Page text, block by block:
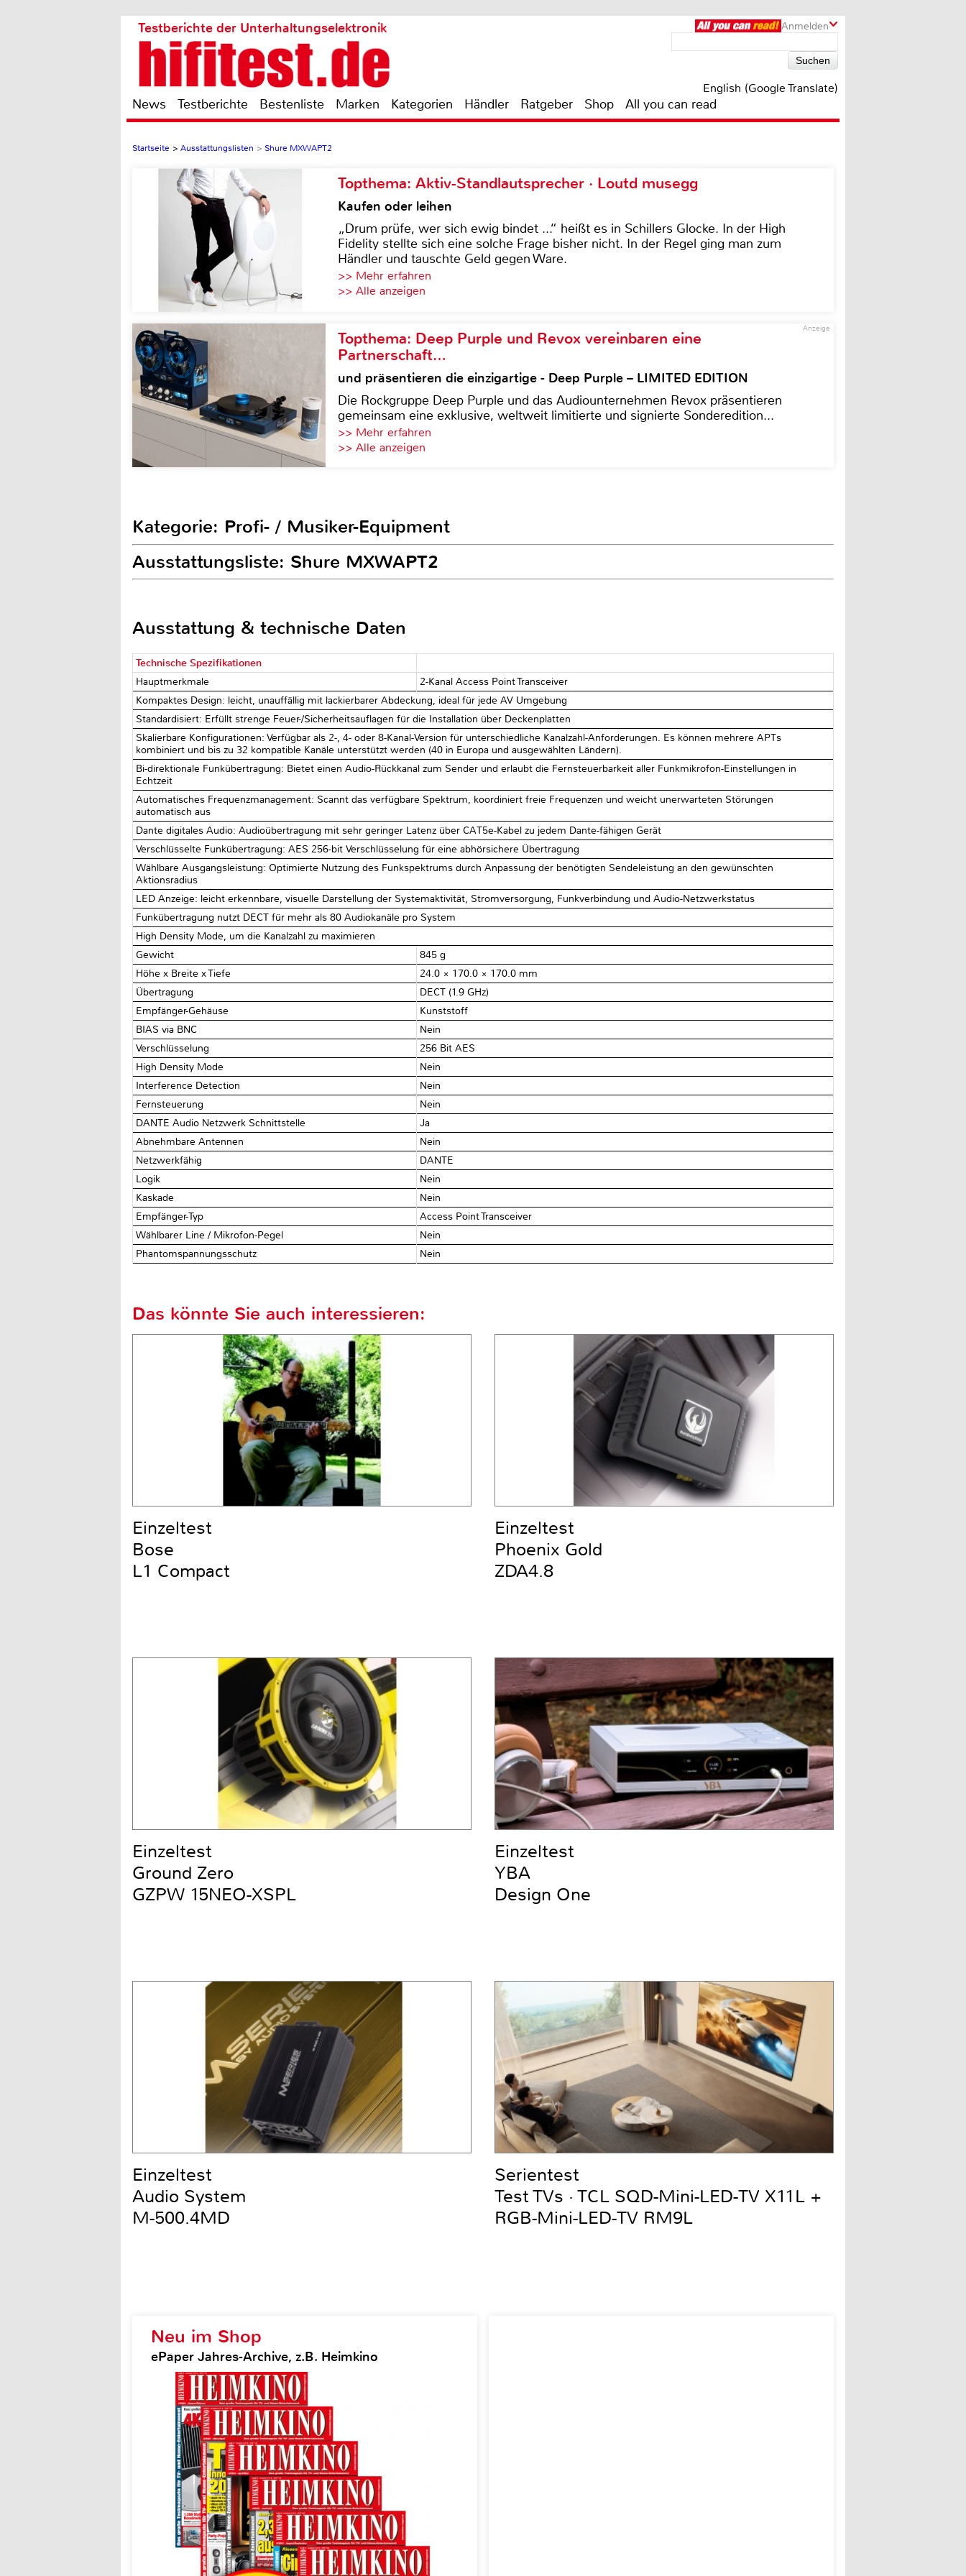
Anmelden
Testberichte der Unterhaltungselektronik
English (Google Translate)
News Testberichte Bestenliste Marken Kategorien Händler Ratgeber Shop All you can read
Startseite > Ausstattungslisten > Shure MXWAPT2
Topthema: Aktiv-Standlautsprecher · Loutd musegg
Kaufen oder leihen
„Drum prüfe, wer sich ewig bindet ...“ heißt es in Schillers Glocke. In der High
Fidelity stellte sich eine solche Frage bisher nicht. In der Regel ging man zum
Händler und tauschte Geld gegen Ware.
>> Mehr erfahren
>> Alle anzeigen
Anzeige
Topthema: Deep Purple und Revox vereinbaren eine
Partnerschaft…
und präsentieren die einzigartige - Deep Purple – LIMITED EDITION
Die Rockgruppe Deep Purple und das Audiounternehmen Revox präsentieren
gemeinsam eine exklusive, weltweit limitierte und signierte Sonderedition...
>> Mehr erfahren
>> Alle anzeigen
Kategorie: Profi- / Musiker-Equipment
Ausstattungsliste: Shure MXWAPT2
Ausstattung & technische Daten
Technische Spezifikationen
Hauptmerkmale
2-Kanal Access Point Transceiver
Kompaktes Design: leicht, unauffällig mit lackierbarer Abdeckung, ideal für jede AV Umgebung
Standardisiert: Erfüllt strenge Feuer-/Sicherheitsauflagen für die Installation über Deckenplatten
Skalierbare Konfigurationen: Verfügbar als 2-, 4- oder 8-Kanal-Version für unterschiedliche Kanalzahl-Anforderungen. Es können mehrere APTs
kombiniert und bis zu 32 kompatible Kanäle unterstützt werden (40 in Europa und ausgewählten Ländern).
Bi-direktionale Funkübertragung: Bietet einen Audio-Rückkanal zum Sender und erlaubt die Fernsteuerbarkeit aller Funkmikrofon-Einstellungen in
Echtzeit
Automatisches Frequenzmanagement: Scannt das verfügbare Spektrum, koordiniert freie Frequenzen und weicht unerwarteten Störungen
automatisch aus
Dante digitales Audio: Audioübertragung mit sehr geringer Latenz über CAT5e-Kabel zu jedem Dante-fähigen Gerät
Verschlüsselte Funkübertragung: AES 256-bit Verschlüsselung für eine abhörsichere Übertragung
Wählbare Ausgangsleistung: Optimierte Nutzung des Funkspektrums durch Anpassung der benötigten Sendeleistung an den gewünschten
Aktionsradius
LED Anzeige: leicht erkennbare, visuelle Darstellung der Systemaktivität, Stromversorgung, Funkverbindung und Audio-Netzwerkstatus
Funkübertragung nutzt DECT für mehr als 80 Audiokanäle pro System
High Density Mode, um die Kanalzahl zu maximieren
Gewicht
845 g
Höhe x Breite x Tiefe
24.0 × 170.0 × 170.0 mm
Übertragung
DECT (1.9 GHz)
Empfänger-Gehäuse
Kunststoff
BIAS via BNC
Nein
Verschlüsselung
256 Bit AES
High Density Mode
Nein
Interference Detection
Nein
Fernsteuerung
Nein
DANTE Audio Netzwerk Schnittstelle
Ja
Abnehmbare Antennen
Nein
Netzwerkfähig
DANTE
Logik
Nein
Kaskade
Nein
Empfänger-Typ
Access Point Transceiver
Wählbarer Line / Mikrofon-Pegel
Nein
Phantomspannungsschutz
Nein
Neu im Shop
ePaper Jahres-Archive, z.B. Heimkino
Das könnte Sie auch interessieren:
Einzeltest
Bose
L1 Compact
Einzeltest
Phoenix Gold
ZDA4.8
Einzeltest
Ground Zero
GZPW 15NEO-XSPL
Einzeltest
YBA
Design One
Einzeltest
Audio System
M-500.4MD
Serientest
Test TVs · TCL SQD-Mini-LED-TV X11L +
RGB-Mini-LED-TV RM9L